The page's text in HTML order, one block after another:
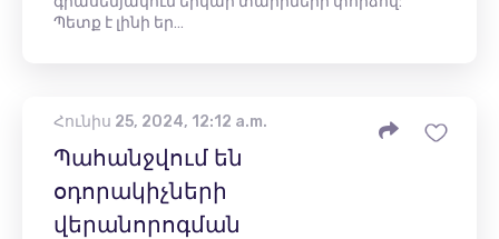
Պետք է լինի եր…
Հունիս 25, 2024, 12:12 a.m.
Պահանջվում են
օդորակիչների
վերանորոգման